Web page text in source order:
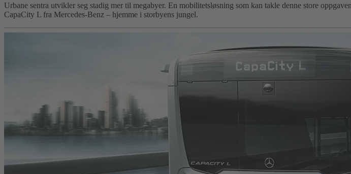
Urbane sentra utvikler seg stadig mer til megabyer. En mobilitetsløsning som kan takle denne store
CapaCity L fra Mercedes-Benz – hjemme i storbyens jungel.